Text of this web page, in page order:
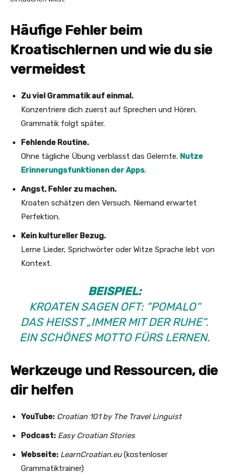
Häufige Fehler beim
Kroatischlernen und wie du sie
vermeidest
Zu viel Grammatik auf einmal.
Konzentriere dich zuerst auf Sprechen und Hören.
Grammatik folgt später.
Fehlende Routine.
Ohne tägliche Übung verblasst das Gelernte. Nutze
Erinnerungsfunktionen der Apps.
Angst, Fehler zu machen.
Kroaten schätzen den Versuch. Niemand erwartet
Perfektion.
Kein kultureller Bezug.
Lerne Lieder, Sprichwörter oder Witze Sprache lebt von
Kontext.
BEISPIEL:
KROATEN SAGEN OFT: “POMALO“
DAS HEISST „IMMER MIT DER RUHE“. E
IN SCHÖNES MOTTO FÜRS LERNEN.
Werkzeuge und Ressourcen, die
dir helfen
YouTube: Croatian 101 by The Travel Linguist
Podcast: Easy Croatian Stories
Webseite: LearnCroatian.eu(kostenloser
Grammatiktrainer)